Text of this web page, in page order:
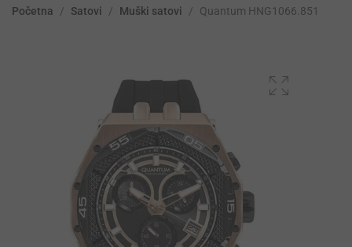
Početna / Satovi / Muški satovi / Quantum HNG1066.851